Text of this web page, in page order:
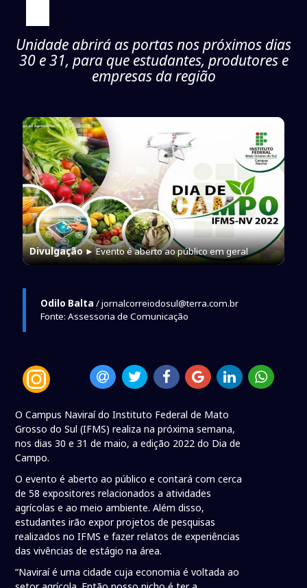
Unidade abrirá as portas nos próximos dias
30 e 31, para que estudantes, produtores e
empresas da região
Divulgação► Evento é aberto ao público em geral
Odilo Balta / jornalcorreiodosul@terra.com.br
Fonte: Assessoria de Comunicação
O Campus Naviraí do Instituto Federal de Mato
Grosso do Sul (IFMS) realiza na próxima semana,
nos dias 30 e 31 de maio, a edição 2022 do Dia de
Campo.
O evento é aberto ao público e contará com cerca
de 58 expositores relacionados a atividades
agrícolas e ao meio ambiente. Além disso,
estudantes irão expor projetos de pesquisas
realizados no IFMS e fazer relatos de experiências
das vivências de estágio na área.
“Naviraí é uma cidade cuja economia é voltada ao